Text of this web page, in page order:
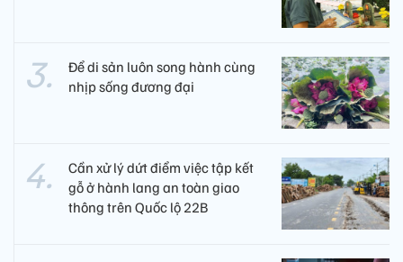
Để di sản luôn song hành cùng
nhịp sống đương đại
Cần xử lý dứt điểm việc tập kết
gỗ ở hành lang an toàn giao
thông trên Quốc lộ 22B